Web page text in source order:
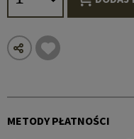
METODY PŁATNOŚCI